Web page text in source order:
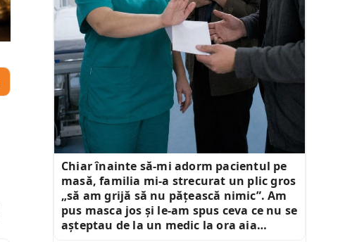
Chiar înainte să-mi adorm pacientul pe
masă, familia mi-a strecurat un plic gros
„să am grijă să nu pățească nimic”. Am
pus masca jos și le-am spus ceva ce nu se
așteptau de la un medic la ora aia…